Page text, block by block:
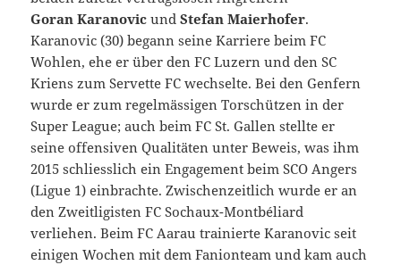
Goran Karanovic undStefan Maierhofer.
Karanovic (30) begann seine Karriere beim FC
Wohlen, ehe er über den FC Luzern und den SC
Kriens zum Servette FC wechselte. Bei den Genfern
wurde er zum regelmässigen Torschützen in der
Super League; auch beim FC St. Gallen stellte er
seine offensiven Qualitäten unter Beweis, was ihm
2015 schliesslich ein Engagement beim SCO Angers
(Ligue 1) einbrachte. Zwischenzeitlich wurde er an
den Zweitligisten FC Sochaux-Montbéliard
verliehen. Beim FC Aarau trainierte Karanovic seit
einigen Wochen mit dem Fanionteam und kam auch